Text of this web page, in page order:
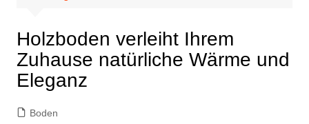
Holzboden verleiht Ihrem
Zuhause natürliche Wärme und
Eleganz
Boden